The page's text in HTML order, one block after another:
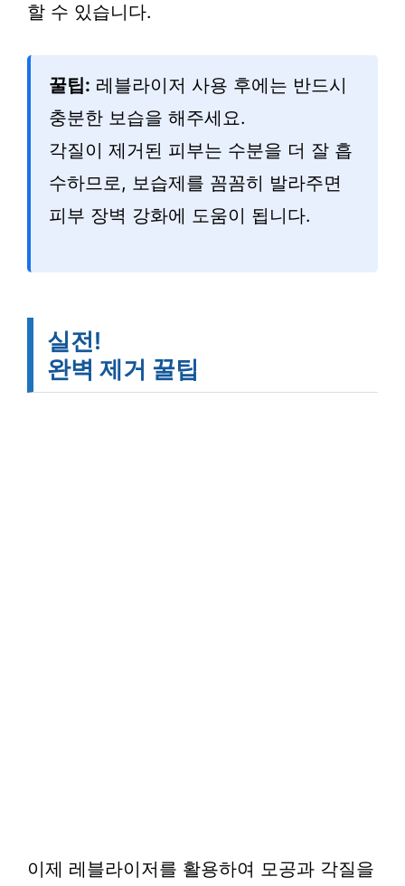
할 수 있습니다.
꿀팁: 레블라이저 사용 후에는 반드시
충분한 보습을 해주세요.
각질이 제거된 피부는 수분을 더 잘 흡
수하므로, 보습제를 꼼꼼히 발라주면
피부 장벽 강화에 도움이 됩니다.
실전!
완벽 제거 꿀팁
이제 레블라이저를 활용하여 모공과 각질을